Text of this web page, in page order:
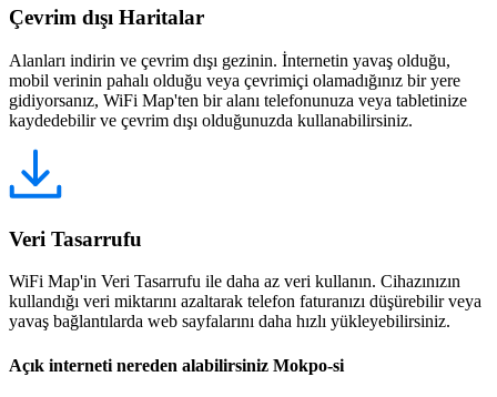
Çevrim dışı Haritalar
Alanları indirin ve çevrim dışı gezinin. İnternetin yavaş olduğu,
mobil verinin pahalı olduğu veya çevrimiçi olamadığınız bir yere
gidiyorsanız, WiFi Map'ten bir alanı telefonunuza veya tabletinize
kaydedebilir ve çevrim dışı olduğunuzda kullanabilirsiniz.
Veri Tasarrufu
WiFi Map'in Veri Tasarrufu ile daha az veri kullanın. Cihazınızın
kullandığı veri miktarını azaltarak telefon faturanızı düşürebilir veya
yavaş bağlantılarda web sayfalarını daha hızlı yükleyebilirsiniz.
Açık interneti nereden alabilirsiniz Mokpo-si